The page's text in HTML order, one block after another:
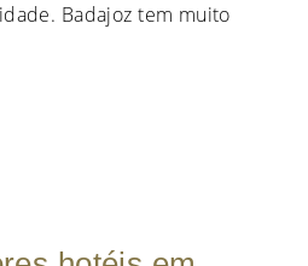
Badajoz tem muito